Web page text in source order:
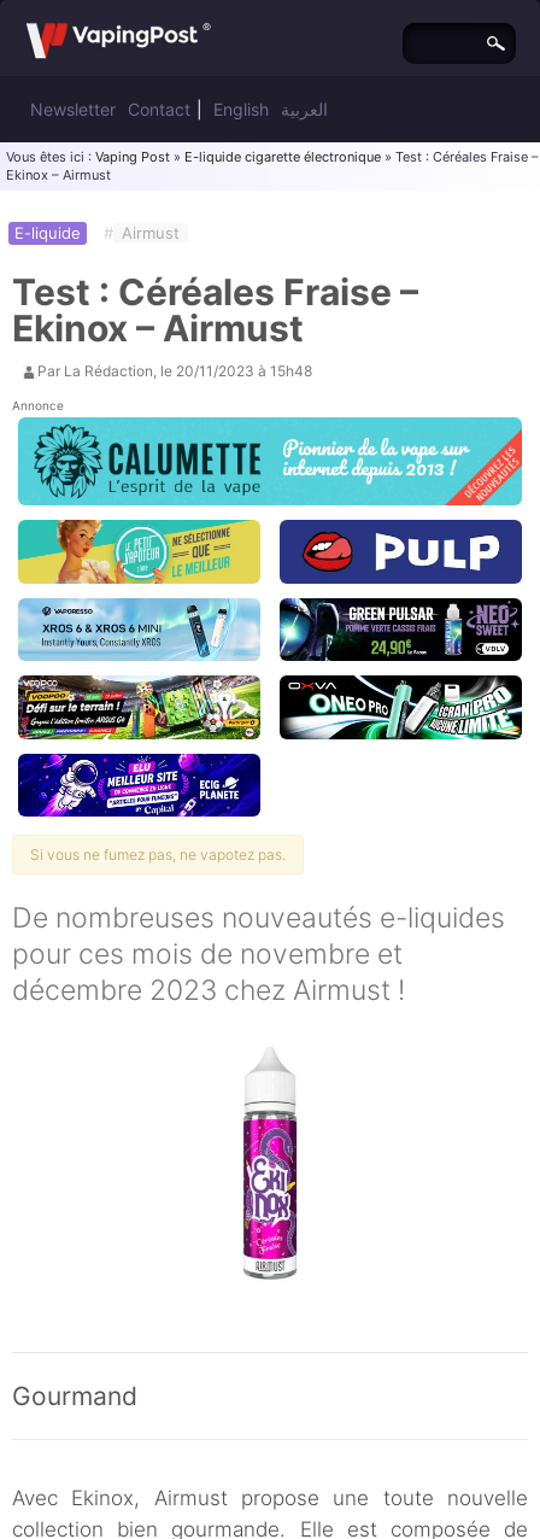
Newsletter Contact English العربية
Vous êtes ici : Vaping Post » E-liquide cigarette électronique » Test : Céréales Fraise –
Ekinox – Airmust
Test : Céréales Fraise –
Ekinox – Airmust
E-liquide # Airmust
Par La Rédaction, le 20/11/2023 à 15h48
Annonce
Si vous ne fumez pas, ne vapotez pas.
De nombreuses nouveautés e-liquides
pour ces mois de novembre et
décembre 2023 chez Airmust !
Gourmand
Avec Ekinox, Airmust propose une toute nouvelle
collection bien gourmande. Elle est composée de